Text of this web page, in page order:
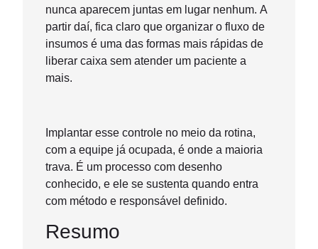
nunca aparecem juntas em lugar nenhum. A
partir daí, fica claro que organizar o fluxo de
insumos é uma das formas mais rápidas de
liberar caixa sem atender um paciente a
mais.
Implantar esse controle no meio da rotina,
com a equipe já ocupada, é onde a maioria
trava. É um processo com desenho
conhecido, e ele se sustenta quando entra
com método e responsável definido.
Resumo